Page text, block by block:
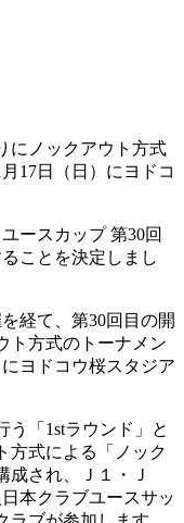
にノックアウト方式
17日（日）にヨドコ
ースカップ 第30回
ことを決定しまし
経て、第30回目の開
ト方式のトーナメン
ヨドコウ桜スタジア
う「1stラウンド」と
方式による「ノック
成され、Ｊ１・Ｊ
本クラブユースサッ